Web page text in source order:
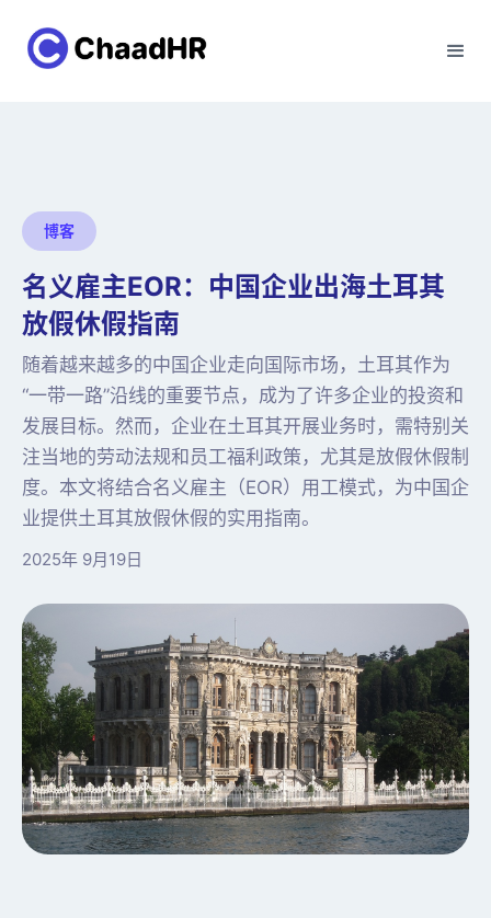
博客
名义雇主EOR：中国企业出海土耳其
放假休假指南
随着越来越多的中国企业走向国际市场，土耳其作为
“一带一路”沿线的重要节点，成为了许多企业的投资和
发展目标。然而，企业在土耳其开展业务时，需特别关
注当地的劳动法规和员工福利政策，尤其是放假休假制
度。本文将结合名义雇主（EOR）用工模式，为中国企
业提供土耳其放假休假的实用指南。
2025年 9月19日